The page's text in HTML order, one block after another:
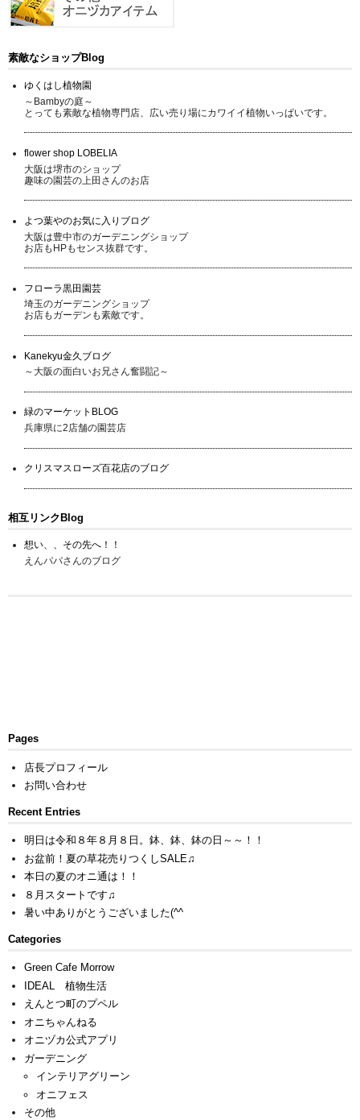
素敵なショップBlog
ゆくはし植物園
～Bambyの庭～
とっても素敵な植物専門店、広い売り場にカワイイ植物いっぱいです。
flower shop LOBELIA
大阪は堺市のショップ
趣味の園芸の上田さんのお店
よつ葉やのお気に入りブログ
大阪は豊中市のガーデニングショップ
お店もHPもセンス抜群です。
フローラ黒田園芸
埼玉のガーデニングショップ
お店もガーデンも素敵です。
Kanekyu金久ブログ
～大阪の面白いお兄さん奮闘記～
緑のマーケットBLOG
兵庫県に2店舗の園芸店
クリスマスローズ百花店のブログ
相互リンクBlog
想い、、その先へ！！
えんパパさんのブログ
Pages
店長プロフィール
お問い合わせ
Recent Entries
明日は令和８年８月８日。鉢、鉢、鉢の日～～！！
お盆前！夏の草花売りつくしSALE♫
本日の夏のオニ通は！！
８月スタートです♫
暑い中ありがとうございました(^^ゞ
Categories
Green Cafe Morrow
IDEAL 植物生活
えんとつ町のプペル
オニちゃんねる
オニヅカ公式アプリ
ガーデニング
インテリアグリーン
オニフェス
その他